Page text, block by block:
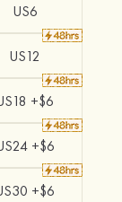
US6
US12
+$6
+$6
+$6